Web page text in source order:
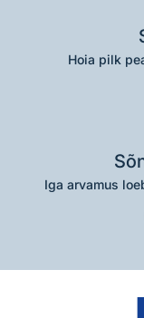
Hoia pilk
Iga arvamus